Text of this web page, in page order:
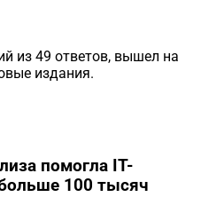
из 49 ответов, вышел на
издания.
помогла IT-
100 тысяч